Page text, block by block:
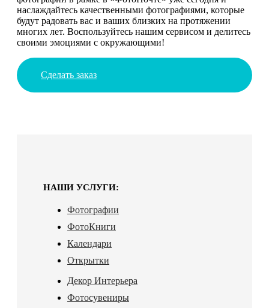
наслаждайтесь качественными фотографиями, которые
будут радовать вас и ваших близких на протяжении
многих лет. Воспользуйтесь нашим сервисом и делитесь
своими эмоциями с окружающими!
Сделать заказ
НАШИ УСЛУГИ:
Фотографии
ФотоКниги
Календари
Открытки
Декор Интерьера
Фотосувениры